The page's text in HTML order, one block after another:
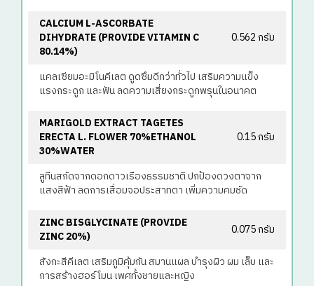
CALCIUM L-ASCORBATE
DIHYDRATE (PROVIDE VITAMIN C
80.14%)
0.562 กรัม
แคลเซียมอะมิโนคีเลต ดูดซึมดีกว่าทั่วไป เสริมความแข็ง
แรงกระดูก และฟัน ลดความเสี่ยงกระดูกพรุนในอนาคต
MARIGOLD EXTRACT TAGETES
ERECTA L. FLOWER 70%ETHANOL
30%WATER
0.15 กรัม
ลูทีนสกัดจากดอกดาวเรืองธรรมชาติ ปกป้องดวงตาจาก
แสงสีฟ้า ลดการเสื่อมจอประสาทตา เพิ่มความคมชัด
ZINC BISGLYCINATE (PROVIDE
ZINC 20%)
0.075 กรัม
สังกะสีคีเลต เสริมภูมิคุ้มกัน สมานแผล บำรุงผิว ผม เล็บ และ
การสร้างฮอร์โมน เพศทั้งชายและหญิง